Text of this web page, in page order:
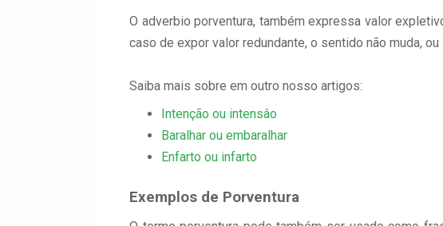
O adverbio porventura, também expressa valor
caso de expor valor redundante, o sentido não muda,
Saiba mais sobre em outro nosso artigos:
Intenção ou intensâo
Baralhar ou embaralhar
Enfarto ou infarto
Exemplos de Porventura